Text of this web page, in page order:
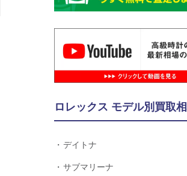
ロレックス モデル別買取
デイトナ
サブマリーナ